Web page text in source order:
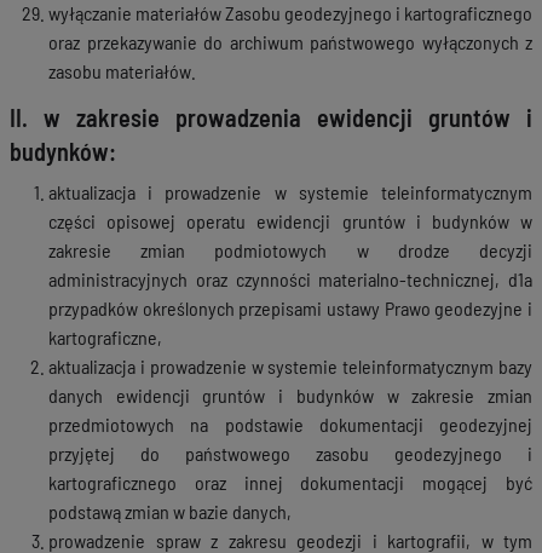
wyłączanie materiałów Zasobu geodezyjnego i kartograficznego
oraz przekazywanie do archiwum państwowego wyłączonych z
zasobu materiałów.
II. w zakresie prowadzenia ewidencji gruntów i
budynków:
aktualizacja i prowadzenie w systemie teleinformatycznym
części opisowej operatu ewidencji gruntów i budynków w
zakresie zmian podmiotowych w drodze decyzji
administracyjnych oraz czynności materialno-technicznej, d1a
przypadków określonych przepisami ustawy Prawo geodezyjne i
kartograficzne,
aktualizacja i prowadzenie w systemie teleinformatycznym bazy
danych ewidencji gruntów i budynków w zakresie zmian
przedmiotowych na podstawie dokumentacji geodezyjnej
przyjętej do państwowego zasobu geodezyjnego i
kartograficznego oraz innej dokumentacji mogącej być
podstawą zmian w bazie danych,
prowadzenie spraw z zakresu geodezji i kartografii, w tym